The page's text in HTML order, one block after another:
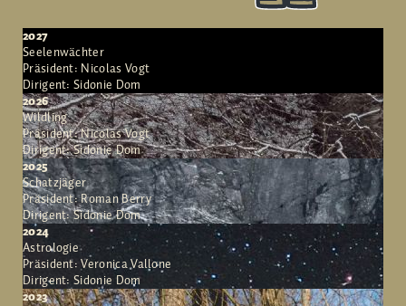
2027
Seelenwächter
Präsident: Nicolas Vogt
Dirigent: Sidonie Dom
2026
Wildling
Präsident: Nicolas Vogt
Dirigent: Sidonie Dom
2025
Schatzjäger
Präsident: Roman Berry
Dirigent: Sidonie Dom
2024
Astrologie
Präsident: Veronica Vallone
Dirigent: Sidonie Dom
2023